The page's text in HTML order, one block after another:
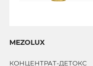
MEZOLUX
КОНЦЕНТРАТ-ДЕТОКС